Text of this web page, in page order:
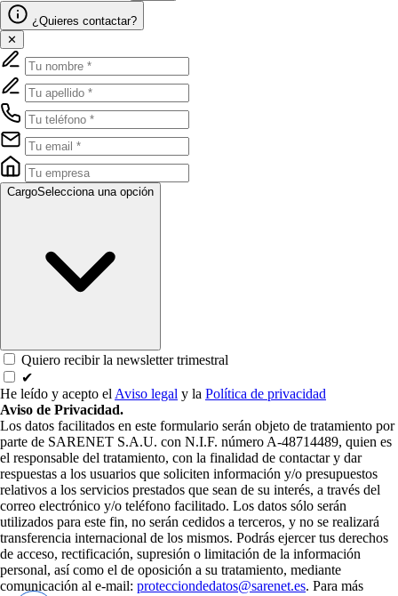
¿Quieres contactar?
✕
CargoSelecciona una opción
Quiero recibir la newsletter trimestral
✔
He leído y acepto el Aviso legal y la Política de privacidad
Aviso de Privacidad.
Los datos facilitados en este formulario serán objeto de tratamiento por
parte de SARENET S.A.U. con N.I.F. número A-48714489, quien es
el responsable del tratamiento, con la finalidad de contactar y dar
respuestas a los usuarios que soliciten información y/o presupuestos
relativos a los servicios prestados que sean de su interés, a través del
correo electrónico y/o teléfono facilitado. Los datos sólo serán
utilizados para este fin, no serán cedidos a terceros, y no se realizará
transferencia internacional de los mismos. Podrás ejercer tus derechos
de acceso, rectificación, supresión o limitación de la información
personal, así como el de oposición a su tratamiento, mediante
comunicación al e-mail: protecciondedatos@sarenet.es. Para más